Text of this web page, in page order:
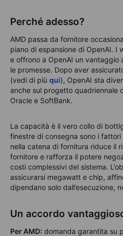
Perché adesso?
AMD passa da fornitore
piano di espansione di OpenAI. I
e offrono a OpenAI un vantaggio
le promesse. Dopo aver
(vedi di più qui), OpenAI sta
anche sul progetto quadriennale
Oracle e SoftBank.
La capacità è il vero collo di
finestre di consegna sono i
nella catena di fornitura riduce il
fornitore e rafforza il potere
costi complessivi del sistema.
assicurarsi megawatt e chip,
dipendano solo dall’esecuzione,
Un accordo
Per AMD: domanda garantita su